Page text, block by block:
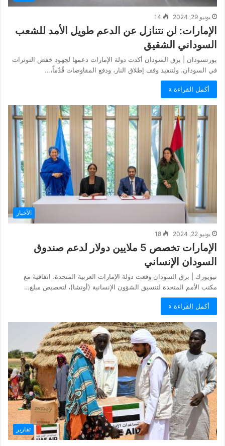
يونيو 29, 2024 14
الإمارات: لن نتنازل عن الدعم طويل الأمد للشعب
السوداني الشقيق
بورتسودان | برق السودان أكدت دولة الإمارات دعمها لجهود خفض التوترات
في السودان، ولتنفيذ وقف إطلاق النار، ودفع المفاوضات قُدُماً،…
أكمل القراءة »
الأخبار
يونيو 22, 2024 18
الإمارات تخصص 5 ملايين دولار لدعم صندوق
السودان الإنساني
نيويورك | برق السودان وقعت دولة الإمارات العربية المتحدة، اتفاقية مع
مكتب الأمم المتحدة لتنسيق الشؤون الإنسانية (أوتشا)، لتخصيص مبلغ…
أكمل القراءة »
تقارير